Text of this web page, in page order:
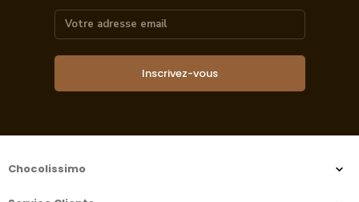
Inscrivez-vous
Chocolissimo